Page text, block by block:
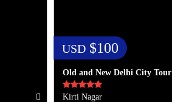
USD$100
Old and New Delhi City Tour
Kirti Nagar